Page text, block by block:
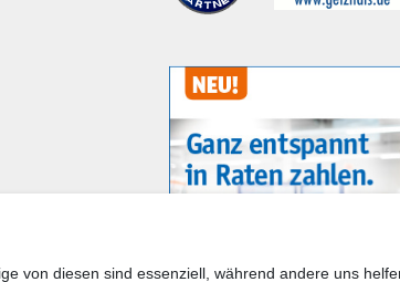
von diesen sind essenziell, während andere uns